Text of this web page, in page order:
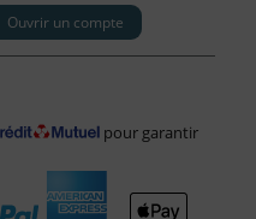
Ouvrir un compte
pour garantir